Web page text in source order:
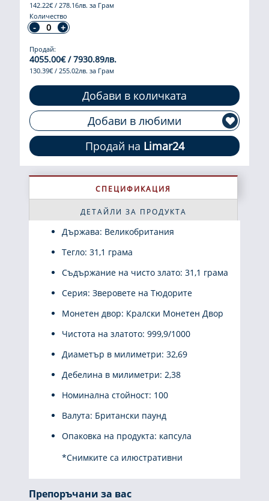
142.22€ / 278.16лв. за Грам
Количество
Продай:
4055.00€ / 7930.89лв.
130.39€ / 255.02лв. за Грам
Добави в количката
Добави в любими
Продай на Limar24
СПЕЦИФИКАЦИЯ
ДЕТАЙЛИ ЗА ПРОДУКТА
Държава: Великобритания
Тегло: 31,1 грама
Съдържание на чисто злато: 31,1 грама
Серия: Зверовете на Тюдорите
Монетен двор: Кралски Монетен Двор
Чистота на златото: 999,9/1000
Диаметър в милиметри: 32,69
Дебелина в милиметри: 2,38
Номинална стойност: 100
Валута: Британски паунд
Опаковка на продукта: капсула
*Снимките са илюстративни
Препоръчани за вас